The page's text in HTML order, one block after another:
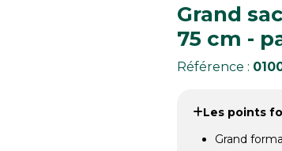
Grand
75 cm -
Référence :
Les points
Grand